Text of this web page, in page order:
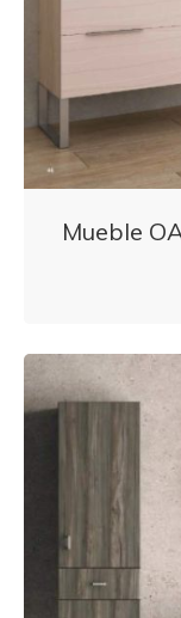
Mueble